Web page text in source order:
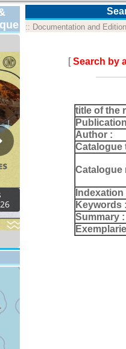
:: Documentation and
[Search by
title of the
Author :
Catalogue
Catalogue
Keywords :
Summary :